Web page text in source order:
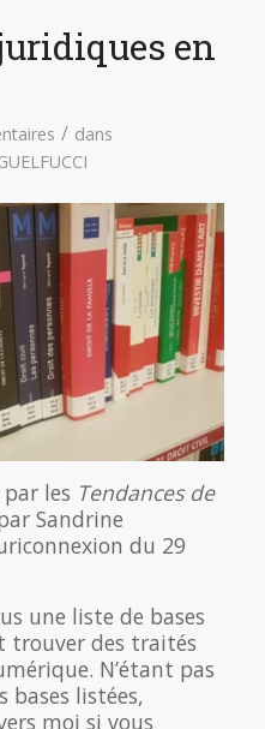
en
/ dans
les Tendances de
Sandrine
du 29
une liste de bases
trouver des traités
N’étant pas
listées,
moi si vous